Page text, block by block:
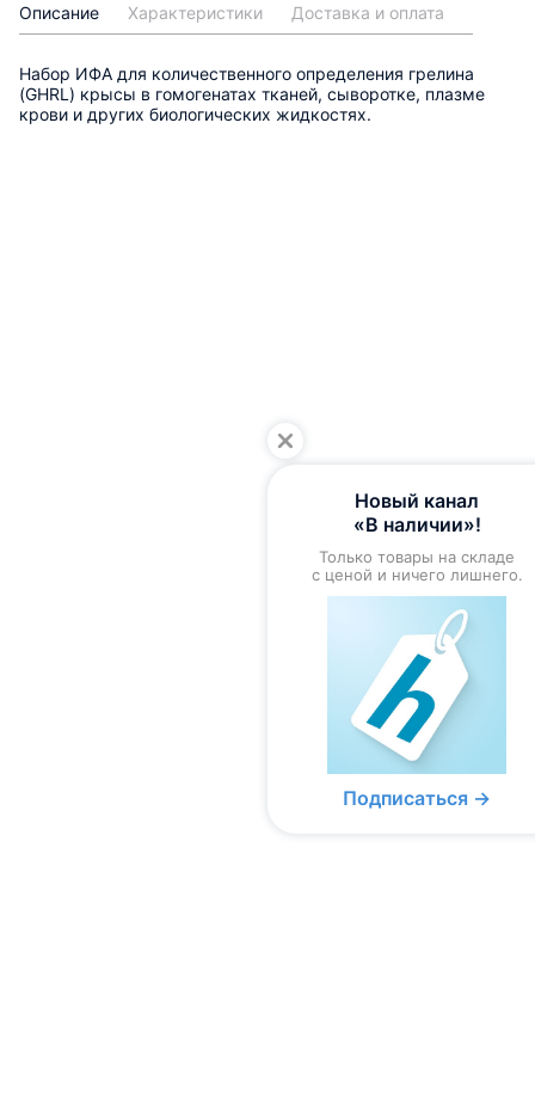
Описание Характеристики Доставка и оплата
Набор ИФА для количественного определения грелина
(GHRL) крысы в гомогенатах тканей, сыворотке, плазме
крови и других биологических жидкостях.
Новый канал
«В наличии»!
Только товары на складе
с ценой и ничего лишнего.
Подписаться →